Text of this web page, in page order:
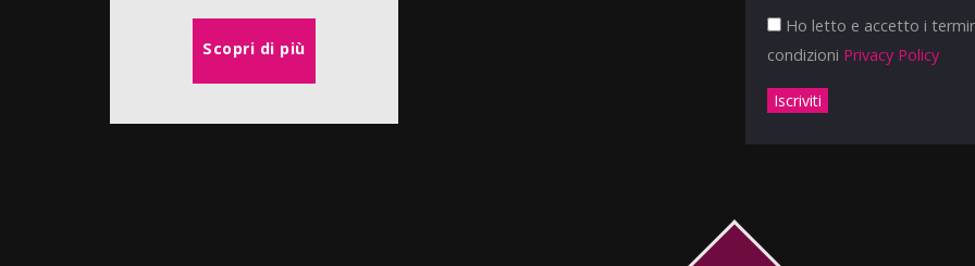
Scopri di più
Ho letto e accetto i
condizioni Privacy Policy